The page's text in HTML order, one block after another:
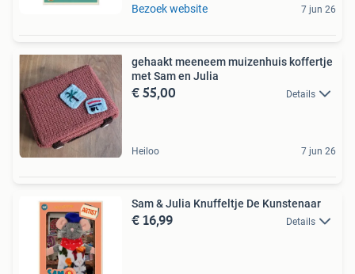
Bezoek website 7 jun 26
gehaakt meeneem muizenhuis koffertje
met Sam en Julia
€ 55,00 Details
Heiloo 7 jun 26
Sam & Julia Knuffeltje De Kunstenaar
€ 16,99 Details